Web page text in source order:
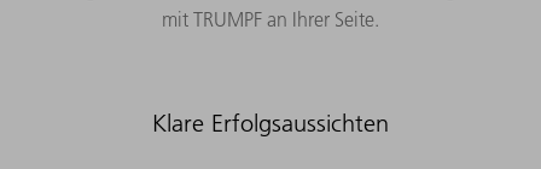
mit TRUMPF an Ihrer Seite.
Klare Erfolgsaussichten